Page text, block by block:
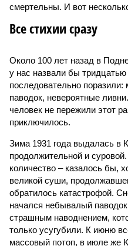
смертельны. И вот
Все стихии сразу
Около 100 лет назад в
у нас назвали бы
последовательно
паводок, невероятные
человек не пережили этот
приключилось.
Зима 1931 года выдалась в
продолжительной и
количество – казалось бы,
великой суши,
обратилось катастрофой.
начался небывалый
страшным наводнением,
только усугубили. К июню
массовый потоп, в июле же